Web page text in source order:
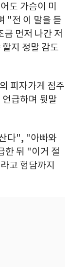
도 가슴이 미
"전 이 말을 듣
먼저 나간 저
지 정말 감도
피자가게 점주
급하며 뒷말
다", "아빠와
한 뒤 "이거 절
고 험담까지